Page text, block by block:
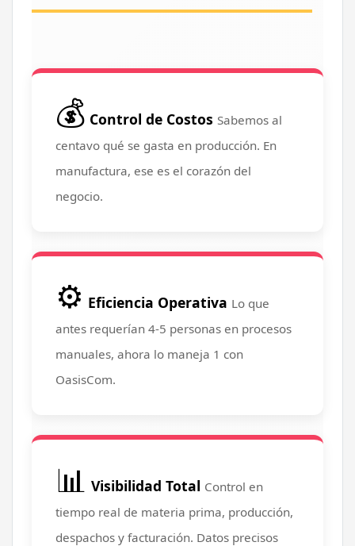
💰 Control de Costos Sabemos al
centavo qué se gasta en producción. En
manufactura, ese es el corazón del
negocio.
⚙️ Eficiencia Operativa Lo que
antes requerían 4-5 personas en procesos
manuales, ahora lo maneja 1 con
OasisCom.
📊 Visibilidad Total Control en
tiempo real de materia prima, producción,
despachos y facturación. Datos precisos